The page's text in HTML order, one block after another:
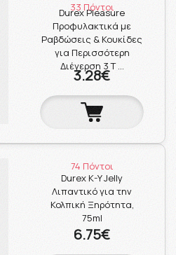
33 Πόντοι
Durex Pleasure
Προφυλακτικά με
Ραβδώσεις & Κουκίδες
για Περισσότερη
Διέγερση 3 Τ …
3.28€
74 Πόντοι
Durex K-Y Jelly
Λιπαντικό για την
Κολπική Ξηρότητα,
75ml
6.75€